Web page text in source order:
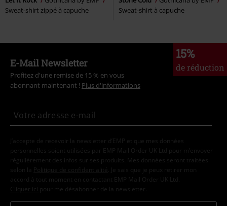
Sweat-shirt zippé à capuche
Sweat-shirt à capuche
15%
de réduction
E-Mail Newsletter
Profitez d'une remise de 15 % en vous
abonnant maintenant ! Plus d'informations
J’accepte de recevoir la newsletter d’EMP et que mes données
personnelles soient utilisées par EMP Mail Order UK Ltd pour m’envoyer
régulièrement des infos sur ses produits. Mes données seront traitées
selon la
Politique de confidentialité . Je sais que je peux retirer mon
accord à tout moment en contactant EMP Mail Order UK Ltd.
Cliquer ici pour me désabonner de la newsletter.